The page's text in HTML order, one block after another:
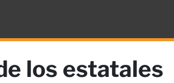
los estatales